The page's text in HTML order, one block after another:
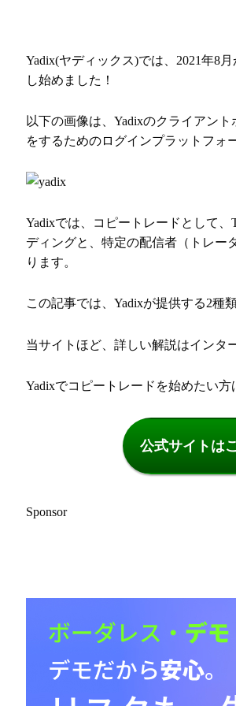
Yadix(ヤディックス)では、2021年8
し始めました！
以下の画像は、Yadixのクライアン
をするためのログインプラットフォ
Yadixでは、コピートレードとして
ディングと、特定の配信者（トレー
ります。
この記事では、Yadixが提供する2種
当サイトほど、詳しい解説はインタ
Yadixでコピートレードを始めたい方
公式サイトは
Sponsor